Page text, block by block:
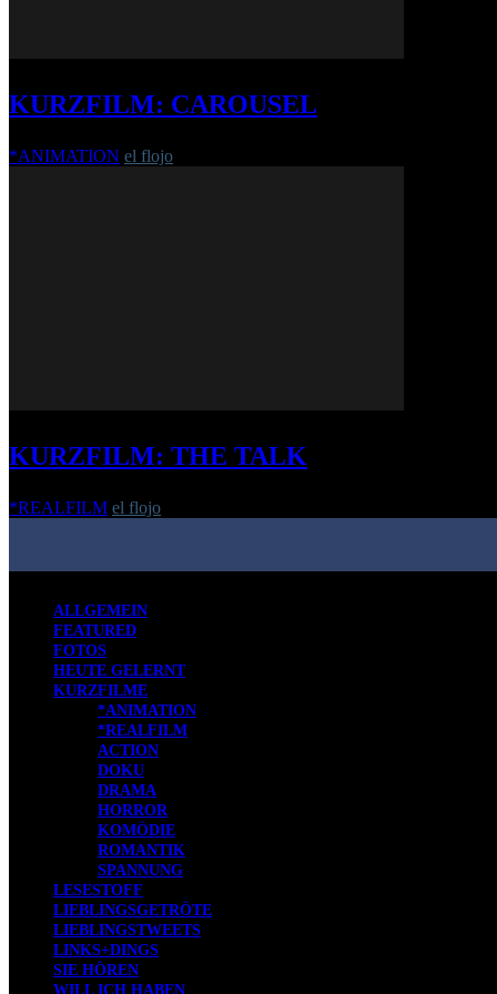
KURZFILM: CAROUSEL
*ANIMATION el flojo
KURZFILM: THE TALK
*REALFILM el flojo
ALLGEMEIN
FEATURED
FOTOS
HEUTE GELERNT
KURZFILME
*ANIMATION
*REALFILM
ACTION
DOKU
DRAMA
HORROR
KOMÖDIE
ROMANTIK
SPANNUNG
LESESTOFF
LIEBLINGSGETRÖTE
LIEBLINGSTWEETS
LINKS+DINGS
SIE HÖREN
WILL ICH HABEN